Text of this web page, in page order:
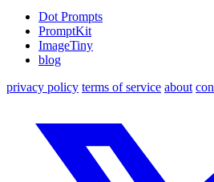
Dot Prompts
PromptKit
ImageTiny
blog
privacy policy terms of service about